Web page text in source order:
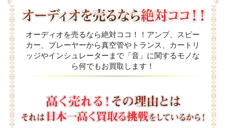
オーディオを売るなら絶対ココ！！アンプ、スピー
カー、プレーヤーから真空管やトランス、カートリ
ッジやインシュレーターまで「音」に関するモノな
ら何でもお買取します！